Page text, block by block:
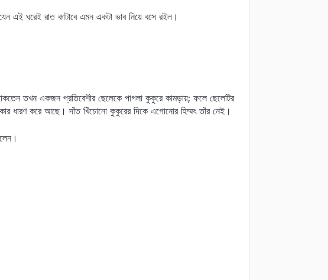
ঘরেই রাত কাটাবে এমন একটা ভাব নিয়ে বসে রইল।
তখন একজন প্রতিবেশীর ছেলেকে পাগলা কুকুরে কামড়ায়; ফলে ছেলেটির
ধারণ করে আছে। দাঁত খিঁচোনো কুকুরের দিকে এগোনোর হিম্মৎ তাঁর নেই।